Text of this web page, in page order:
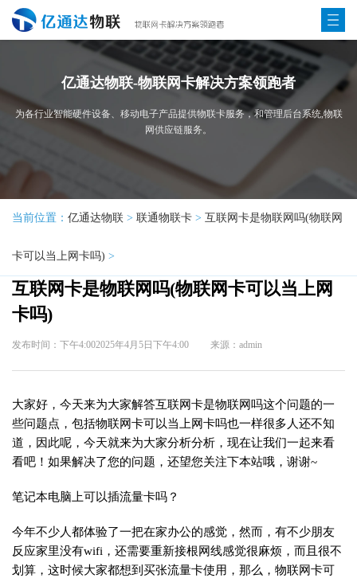
亿通达物联-物联网卡解决方案领跑者
为各行业智能硬件设备、移动电子产品提供物联卡服务，和管理后台系统,物联
网供应链服务。
当前位置： 亿通达物联 > 联通物联卡 > 互联网卡是物联网吗(物联网
卡可以当上网卡吗) >
互联网卡是物联网吗(物联网卡可以当上网
卡吗)
发布时间：下午4:002025年4月5日下午4:00 来源：admin
大家好，今天来为大家解答互联网卡是物联网吗这个问题的一
些问题点，包括物联网卡可以当上网卡吗也一样很多人还不知
道，因此呢，今天就来为大家分析分析，现在让我们一起来看
看吧！如果解决了您的问题，还望您关注下本站哦，谢谢~
笔记本电脑上可以插流量卡吗？
今年不少人都体验了一把在家办公的感觉，然而，有不少朋友
反应家里没有wifi，还需要重新接根网线感觉很麻烦，而且很不
划算，这时候大家都想到买张流量卡使用，那么，物联网卡可